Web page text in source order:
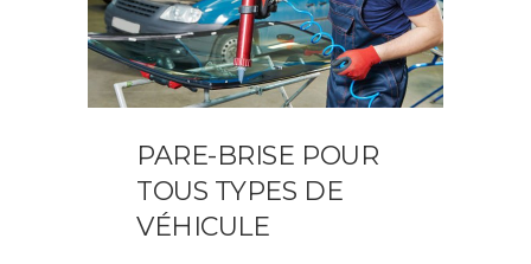
PARE-BRISE POUR
TOUS TYPES DE
VÉHICULE